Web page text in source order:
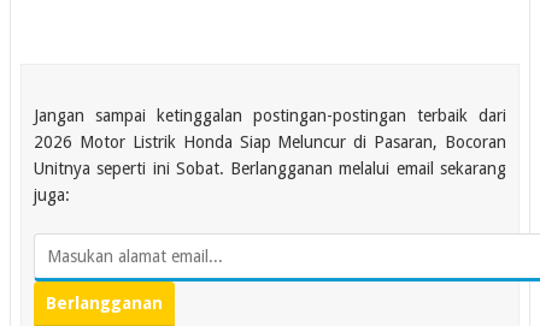
Jangan sampai ketinggalan postingan-postingan terbaik dari
2026 Motor Listrik Honda Siap Meluncur di Pasaran, Bocoran
Unitnya seperti ini Sobat. Berlangganan melalui email sekarang
juga: